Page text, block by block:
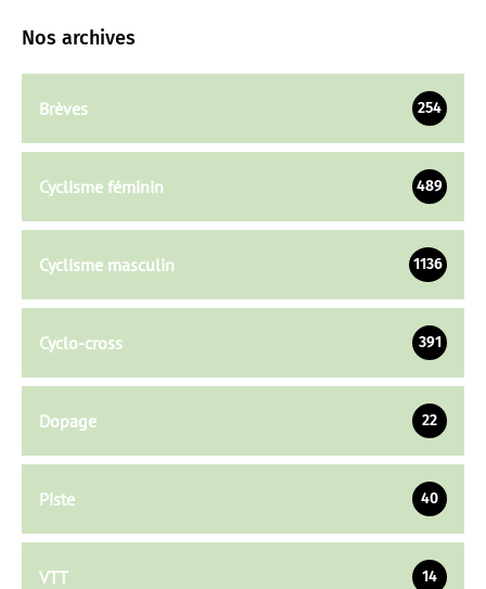
Nos archives
Brèves 254
Cyclisme féminin 489
Cyclisme masculin 1136
Cyclo-cross 391
Dopage 22
Piste 40
VTT 14